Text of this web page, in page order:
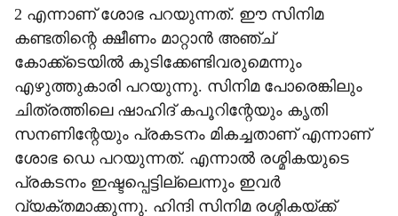
2 എന്നാണ് ശോഭ പറയുന്നത്. ഈ സിനിമ
കണ്ടതിന്റെ ക്ഷീണം മാറ്റാന്‍ അഞ്ച്
കോക്ക്‌ടെയില്‍ കുടിക്കേണ്ടിവരുമെന്നും
എഴുത്തുകാരി പറയുന്നു. സിനിമ പോരെങ്കിലും
ചിത്രത്തിലെ ഷാഹിദ് കപൂറിന്റേയും കൃതി
സനണിന്റേയും പ്രകടനം മികച്ചതാണ് എന്നാണ്
ശോഭ ഡെ പറയുന്നത്. എന്നാല്‍ രശ്മികയുടെ
പ്രകടനം ഇഷ്ടപ്പെട്ടില്ലെന്നും ഇവര്‍
വ്യക്തമാക്കുന്നു. ഹിന്ദി സിനിമ രശ്മികയ്ക്ക്